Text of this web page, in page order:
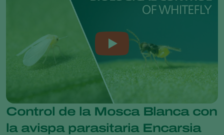
Control de la Mosca Blanca con
la avispa parasitaria Encarsia